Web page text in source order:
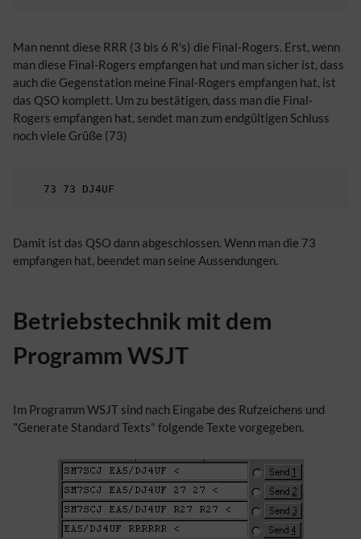
Man nennt diese RRR (3 bis 6 R's) die Final-Rogers. Erst, wenn
man diese Final-Rogers empfangen hat und man sicher ist, dass
auch die Gegenstation meine Final-Rogers empfangen hat, ist
das QSO komplett. Um zu bestätigen, dass man die Final-
Rogers empfangen hat, sendet man zum endgültigen Schluss
noch viele Grüße (73)
Damit ist das QSO dann abgeschlossen. Wenn man die 73
empfangen hat, beendet man seine Aussendungen.
Betriebstechnik mit dem
Programm WSJT
Im Programm WSJT sind nach Eingabe des Rufzeichens und
"Generate Standard Texts" folgende Texte vorgegeben.